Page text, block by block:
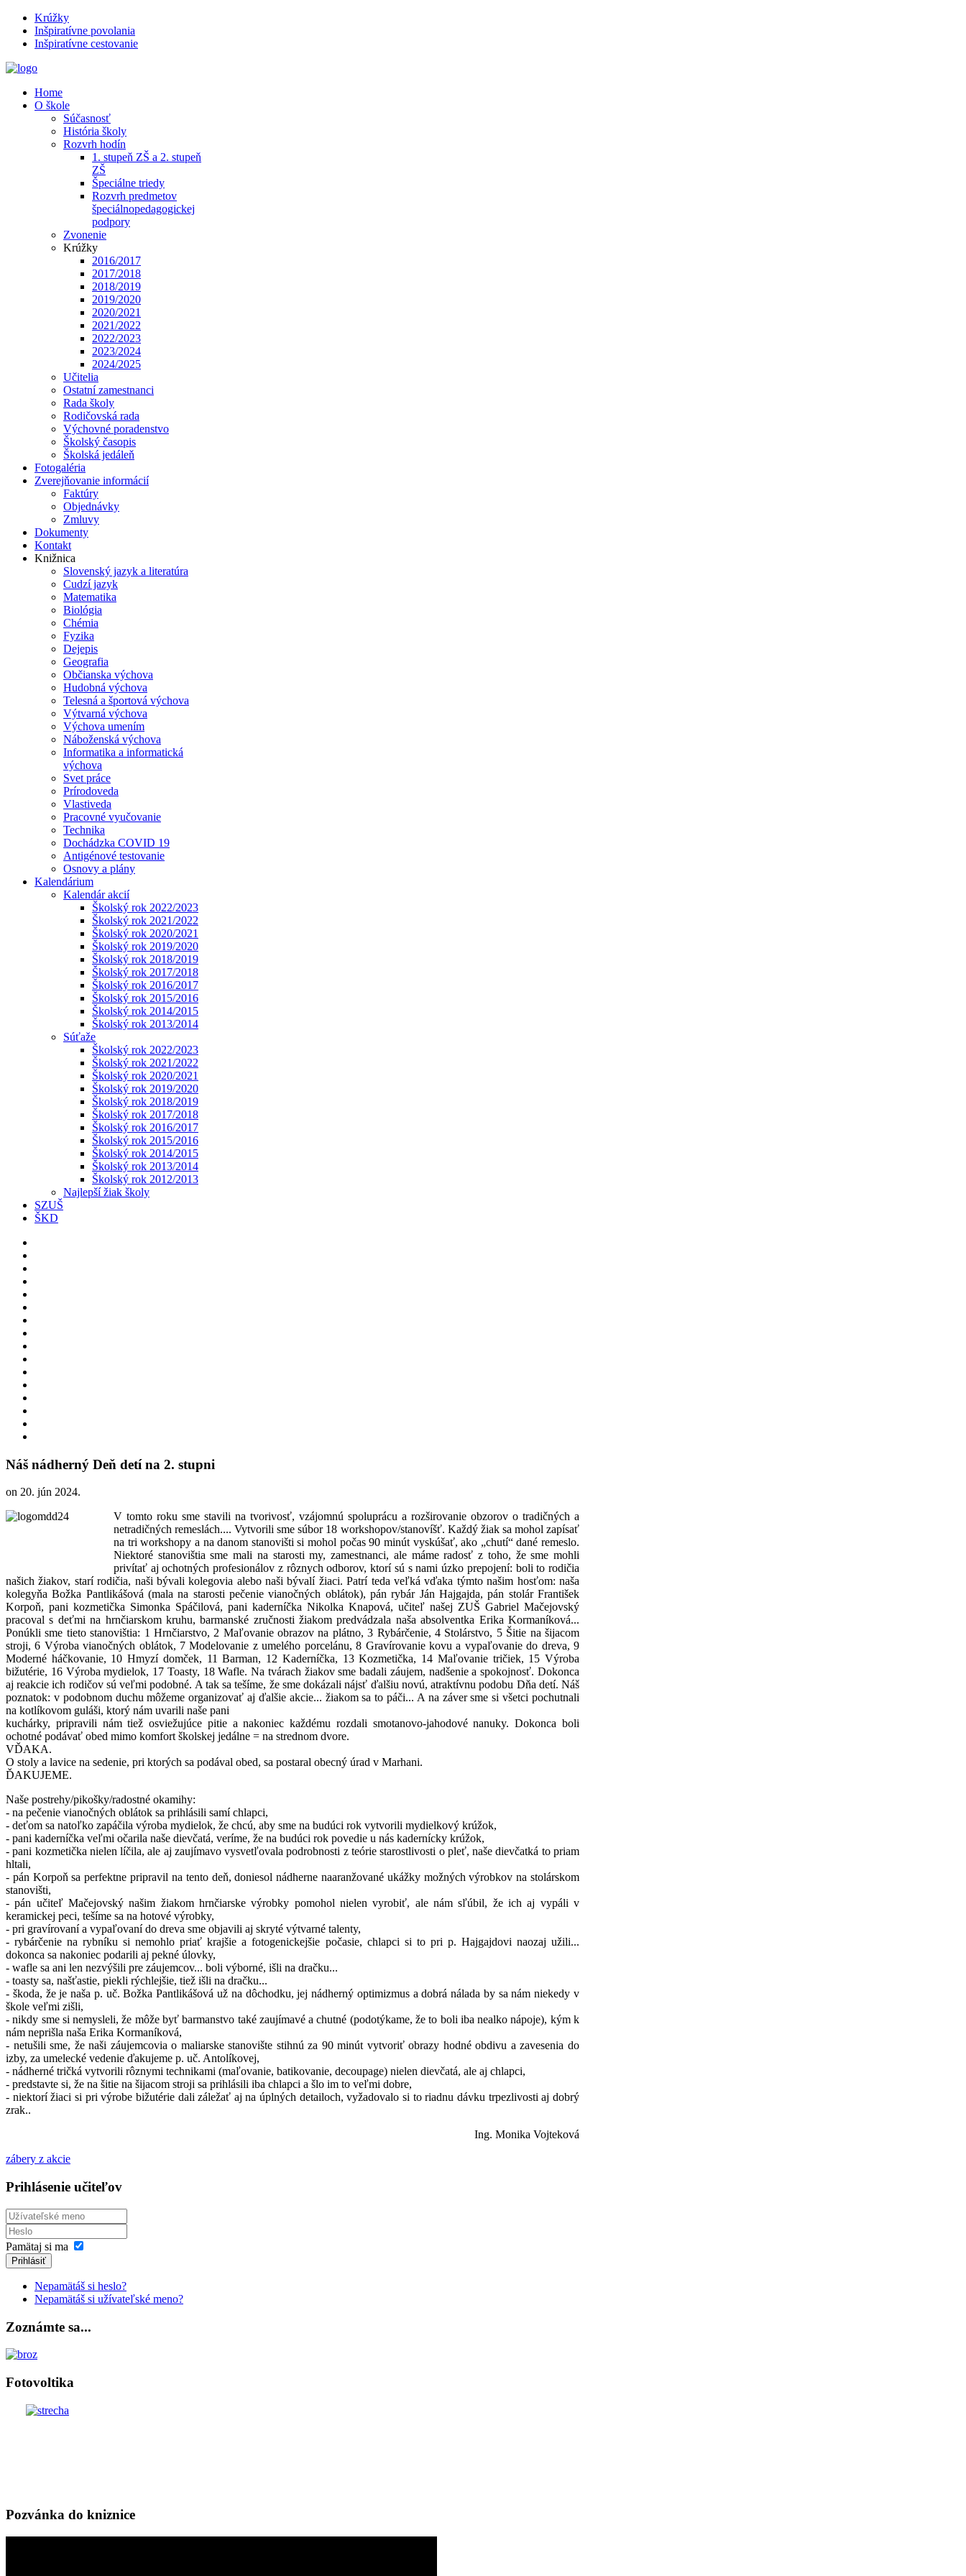
Krúžky
Inšpiratívne povolania
Inšpiratívne cestovanie
Home
O škole
Súčasnosť
História školy
Rozvrh hodín
1. stupeň ZŠ a 2. stupeň
ZŠ
Špeciálne triedy
Rozvrh predmetov
špeciálnopedagogickej
podpory
Zvonenie
Krúžky
2016/2017
2017/2018
2018/2019
2019/2020
2020/2021
2021/2022
2022/2023
2023/2024
2024/2025
Učitelia
Ostatní zamestnanci
Rada školy
Rodičovská rada
Výchovné poradenstvo
Školský časopis
Školská jedáleň
Fotogaléria
Zverejňovanie informácií
Faktúry
Objednávky
Zmluvy
Dokumenty
Kontakt
Knižnica
Slovenský jazyk a literatúra
Cudzí jazyk
Matematika
Biológia
Chémia
Fyzika
Dejepis
Geografia
Občianska výchova
Hudobná výchova
Telesná a športová výchova
Výtvarná výchova
Výchova umením
Náboženská výchova
Informatika a informatická
výchova
Svet práce
Prírodoveda
Vlastiveda
Pracovné vyučovanie
Technika
Dochádzka COVID 19
Antigénové testovanie
Osnovy a plány
Kalendárium
Kalendár akcií
Školský rok 2022/2023
Školský rok 2021/2022
Školský rok 2020/2021
Školský rok 2019/2020
Školský rok 2018/2019
Školský rok 2017/2018
Školský rok 2016/2017
Školský rok 2015/2016
Školský rok 2014/2015
Školský rok 2013/2014
Súťaže
Školský rok 2022/2023
Školský rok 2021/2022
Školský rok 2020/2021
Školský rok 2019/2020
Školský rok 2018/2019
Školský rok 2017/2018
Školský rok 2016/2017
Školský rok 2015/2016
Školský rok 2014/2015
Školský rok 2013/2014
Školský rok 2012/2013
Najlepší žiak školy
SZUŠ
ŠKD
Náš nádherný Deň detí na 2. stupni
on 20. jún 2024.
V tomto roku sme stavili na tvorivosť, vzájomnú spoluprácu a rozširovanie obzorov o tradičných a
netradičných remeslách.... Vytvorili sme súbor 18 workshopov/stanovíšť. Každý žiak sa mohol zapísať
na tri workshopy a na danom stanovišti si mohol počas 90 minút vyskúšať, ako „chutí“ dané remeslo.
Niektoré stanovištia sme mali na starosti my, zamestnanci, ale máme radosť z toho, že sme mohli
privítať aj ochotných profesionálov z rôznych odborov, ktorí sú s nami úzko prepojení: boli to rodičia
našich žiakov, starí rodičia, naši bývali kolegovia alebo naši bývalí žiaci. Patrí teda veľká vďaka týmto našim hosťom: naša
kolegyňa Božka Pantlikášová (mala na starosti pečenie vianočných oblátok), pán rybár Ján Hajgajda, pán stolár František
Korpoň, pani kozmetička Simonka Spáčilová, pani kaderníčka Nikolka Knapová, učiteľ našej ZUŠ Gabriel Mačejovský
pracoval s deťmi na hrnčiarskom kruhu, barmanské zručnosti žiakom predvádzala naša absolventka Erika Kormaníková...
Ponúkli sme tieto stanovištia: 1 Hrnčiarstvo, 2 Maľovanie obrazov na plátno, 3 Rybárčenie, 4 Stolárstvo, 5 Šitie na šijacom
stroji, 6 Výroba vianočných oblátok, 7 Modelovanie z umelého porcelánu, 8 Gravírovanie kovu a vypaľovanie do dreva, 9
Moderné háčkovanie, 10 Hmyzí domček, 11 Barman, 12 Kaderníčka, 13 Kozmetička, 14 Maľovanie tričiek, 15 Výroba
bižutérie, 16 Výroba mydielok, 17 Toasty, 18 Wafle. Na tvárach žiakov sme badali záujem, nadšenie a spokojnosť. Dokonca
aj reakcie ich rodičov sú veľmi podobné. A tak sa tešíme, že sme dokázali nájsť ďalšiu novú, atraktívnu podobu Dňa detí. Náš
poznatok: v podobnom duchu môžeme organizovať aj ďalšie akcie... žiakom sa to páči... A na záver sme si všetci pochutnali
na kotlíkovom guláši, ktorý nám uvarili naše pani
kuchárky, pripravili nám tiež osviežujúce pitie a nakoniec každému rozdali smotanovo-jahodové nanuky. Dokonca boli
ochotné podávať obed mimo komfort školskej jedálne = na strednom dvore.
VĎAKA.
O stoly a lavice na sedenie, pri ktorých sa podával obed, sa postaral obecný úrad v Marhani.
ĎAKUJEME.
Naše postrehy/pikošky/radostné okamihy:
- na pečenie vianočných oblátok sa prihlásili samí chlapci,
- deťom sa natoľko zapáčila výroba mydielok, že chcú, aby sme na budúci rok vytvorili mydielkový krúžok,
- pani kaderníčka veľmi očarila naše dievčatá, veríme, že na budúci rok povedie u nás kadernícky krúžok,
- pani kozmetička nielen líčila, ale aj zaujímavo vysvetľovala podrobnosti z teórie starostlivosti o pleť, naše dievčatká to priam
hltali,
- pán Korpoň sa perfektne pripravil na tento deň, doniesol nádherne naaranžované ukážky možných výrobkov na stolárskom
stanovišti,
- pán učiteľ Mačejovský našim žiakom hrnčiarske výrobky pomohol nielen vyrobiť, ale nám sľúbil, že ich aj vypáli v
keramickej peci, tešíme sa na hotové výrobky,
- pri gravírovaní a vypaľovaní do dreva sme objavili aj skryté výtvarné talenty,
- rybárčenie na rybníku si nemohlo priať krajšie a fotogenickejšie počasie, chlapci si to pri p. Hajgajdovi naozaj užili...
dokonca sa nakoniec podarili aj pekné úlovky,
- wafle sa ani len nezvýšili pre záujemcov... boli výborné, išli na dračku...
- toasty sa, našťastie, piekli rýchlejšie, tiež išli na dračku...
- škoda, že je naša p. uč. Božka Pantlikášová už na dôchodku, jej nádherný optimizmus a dobrá nálada by sa nám niekedy v
škole veľmi zišli,
- nikdy sme si nemysleli, že môže byť barmanstvo také zaujímavé a chutné (podotýkame, že to boli iba nealko nápoje), kým k
nám neprišla naša Erika Kormaníková,
- netušili sme, že naši záujemcovia o maliarske stanovište stihnú za 90 minút vytvoriť obrazy hodné obdivu a zavesenia do
izby, za umelecké vedenie ďakujeme p. uč. Antolíkovej,
- nádherné tričká vytvorili rôznymi technikami (maľovanie, batikovanie, decoupage) nielen dievčatá, ale aj chlapci,
- predstavte si, že na šitie na šijacom stroji sa prihlásili iba chlapci a šlo im to veľmi dobre,
- niektorí žiaci si pri výrobe bižutérie dali záležať aj na úplných detailoch, vyžadovalo si to riadnu dávku trpezlivosti aj dobrý
zrak..
Ing. Monika Vojteková
zábery z akcie
Prihlásenie učiteľov
Pamätaj si ma
Prihlásiť
Nepamätáš si heslo?
Nepamätáš si užívateľské meno?
Zoznámte sa...
Fotovoltika
Pozvánka do kniznice